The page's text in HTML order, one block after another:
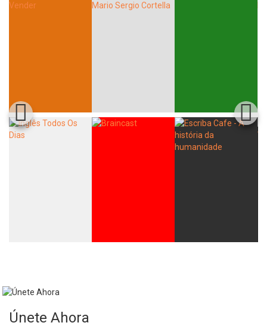
Únete Ahora